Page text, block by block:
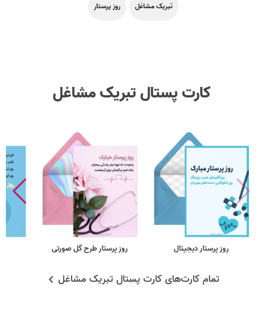
تبریک مشاغل روز پرستار
کارت پستال تبریک مشاغل
روز پرستار دیجیتال روز پرستار طرح گل صورتی
تمام کارت‌های کارت پستال تبریک مشاغل